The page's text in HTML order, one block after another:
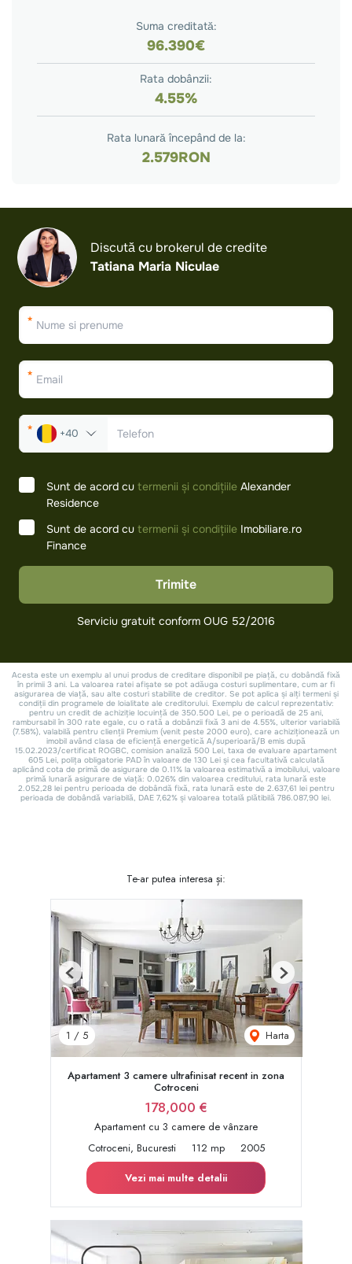
Te-ar putea interesa și:
1 / 5 Harta
Previous Next
Apartament 3 camere ultrafinisat recent in zona
Cotroceni
178,000 €
Apartament cu 3 camere de vânzare
Cotroceni, Bucuresti
112 mp
2005
Vezi mai multe detalii